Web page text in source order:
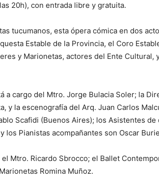
20h), con entrada libre y gratuita.
tucumanos, esta ópera cómica en dos
Estable de la Provincia, el Coro
y Marionetas, actores del Ente Cultural,
a cargo del Mtro. Jorge Bulacia Soler; la
y la escenografía del Arq. Juan Carlos
Scafidi (Buenos Aires); los Asistentes
los Pianistas acompañantes son Oscar
Mtro. Ricardo Sbrocco; el Ballet
Romina Muñoz.